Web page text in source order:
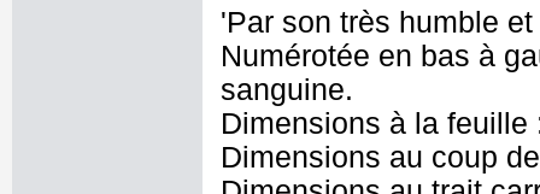
'Par son très humble
Numérotée en bas à
sanguine.
Dimensions à la
Dimensions au coup